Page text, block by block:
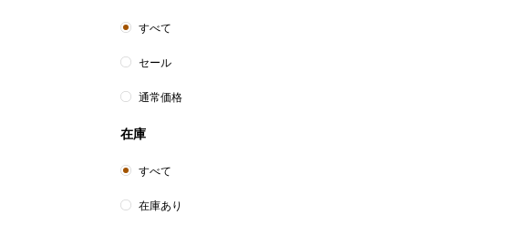
すべて
セール
通常価格
在庫
すべて
在庫あり